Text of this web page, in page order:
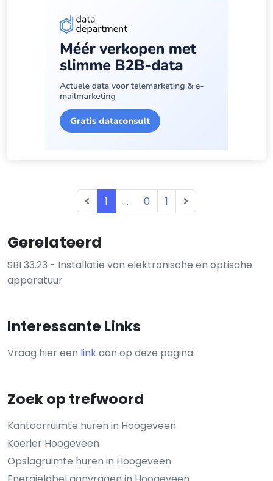
Gerelateerd
SBI 33.23 - Installatie van elektronische en optische
apparatuur
Interessante Links
Vraag hier een linkaan op deze pagina.
Zoek op trefwoord
Kantoorruimte huren in Hoogeveen
Koerier Hoogeveen
Opslagruimte huren in Hoogeveen
1 ... 0 1